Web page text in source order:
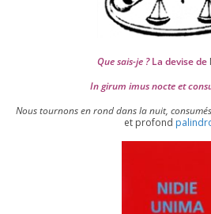
Que sais-je ?La devise de
In girum imus nocte et
Nous tour­nons en rond dans la nuit,
et pro­fond